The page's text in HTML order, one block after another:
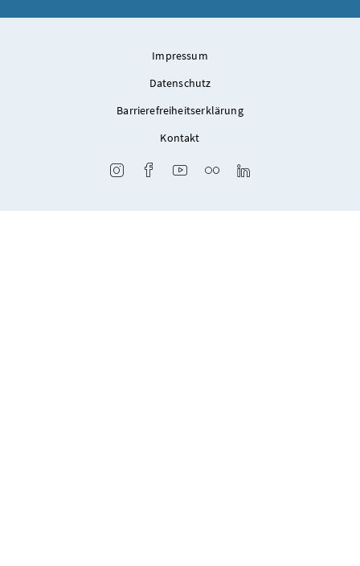
Impressum
Datenschutz
Barrierefreiheitserklärung
Kontakt
InstagramFacebookYoutubeFlickr